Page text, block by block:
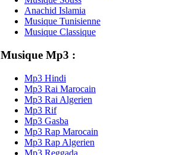
Anachid Islamia
Musique Tunisienne
Musique Classique
Musique Mp3 :
Mp3 Hindi
Mp3 Rai Marocain
Mp3 Rai Algerien
Mp3 Rif
Mp3 Gasba
Mp3 Rap Marocain
Mp3 Rap Algerien
Mp3 Reggada